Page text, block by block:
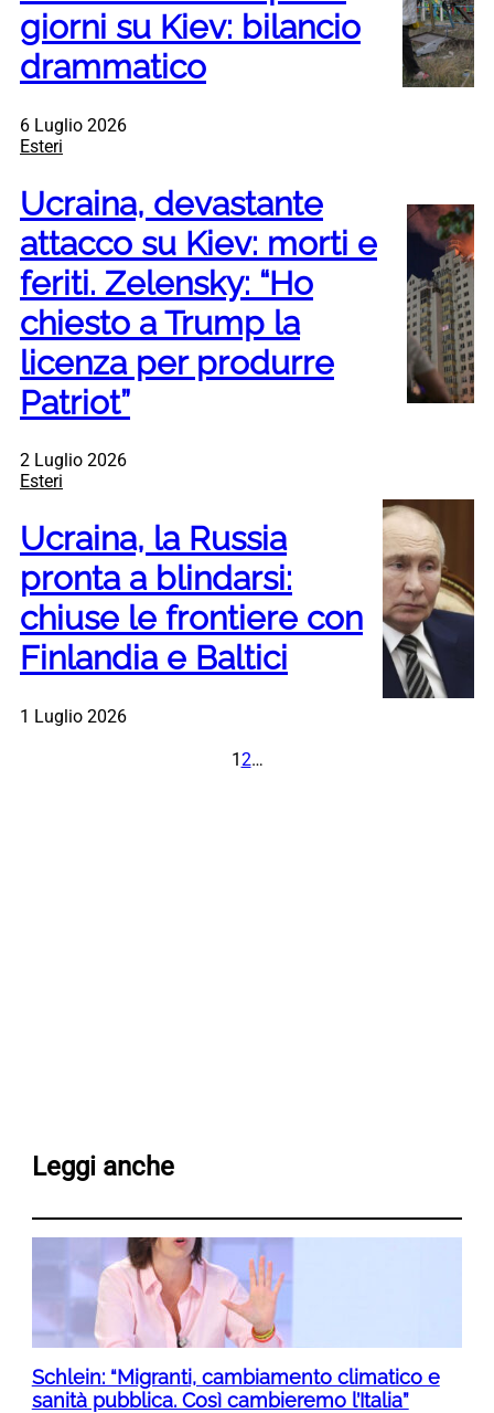
giorni su Kiev: bilancio
drammatico
6 Luglio 2026
Esteri
Ucraina, devastante
attacco su Kiev: morti e
feriti. Zelensky: “Ho
chiesto a Trump la
licenza per produrre
Patriot”
2 Luglio 2026
Esteri
Ucraina, la Russia
pronta a blindarsi:
chiuse le frontiere con
Finlandia e Baltici
1 Luglio 2026
1 2…
Leggi anche
Schlein: “Migranti, cambiamento climatico e
sanità pubblica. Così cambieremo l’Italia”